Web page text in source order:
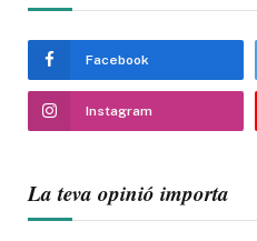
Facebook
Instagram
La teva opinió importa